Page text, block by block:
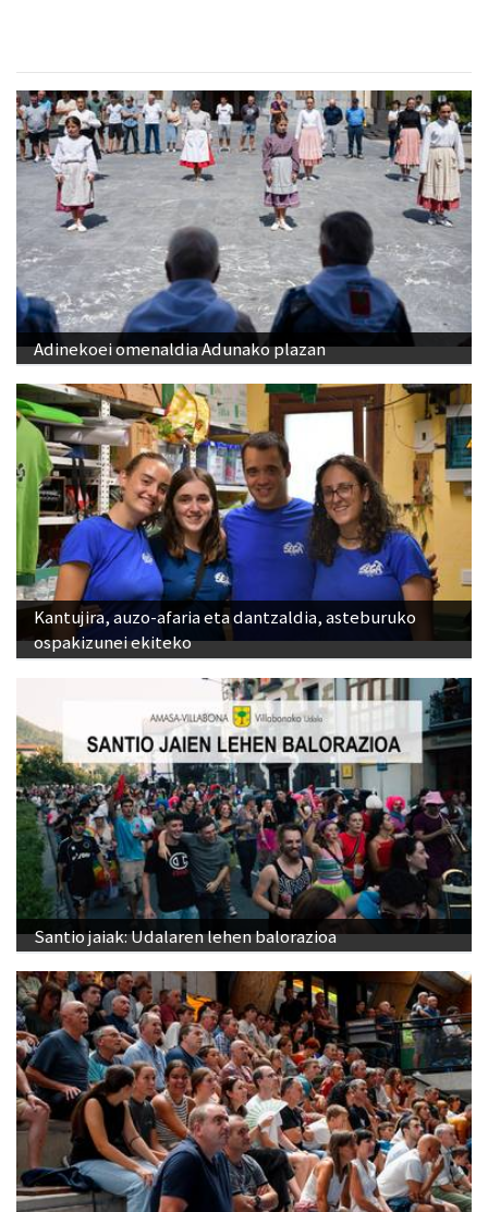
Adinekoei omenaldia Adunako plazan
Kantujira, auzo-afaria eta dantzaldia, asteburuko
ospakizunei ekiteko
Santio jaiak: Udalaren lehen balorazioa